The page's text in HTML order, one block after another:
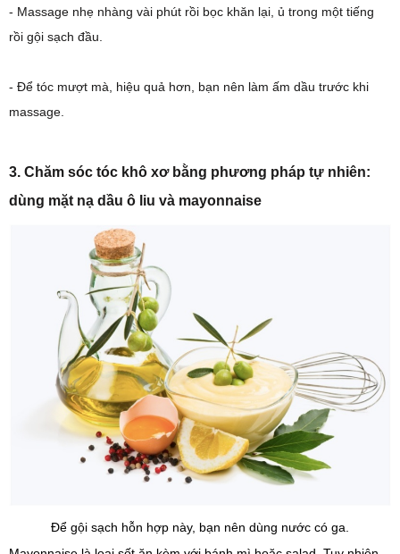
- Massage nhẹ nhàng vài phút rồi bọc khăn lại, ủ trong một tiếng
rồi gội sạch đầu.
- Để tóc mượt mà, hiệu quả hơn, bạn nên làm ấm dầu trước khi
massage.
3. Chăm sóc tóc khô xơ bằng phương pháp tự nhiên:
dùng mặt nạ dầu ô liu và mayonnaise
Để gội sạch hỗn hợp này, bạn nên dùng nước có ga.